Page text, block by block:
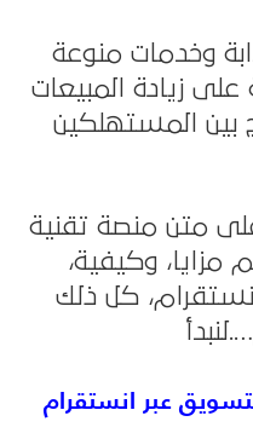
وخدمات منوعة
على زيادة المبيعات
بين المستهلكين
متن منصة تقنية
وكيفية،
كل ذلك
عبر انستقرام